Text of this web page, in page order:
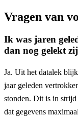
Vragen van
Ik was jaren
dan nog gelekt
Ja. Uit het datalek
jaar geleden
stonden. Dit is in
dat gegevens